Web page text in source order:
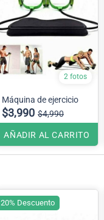
2 fotos
Máquina de ejercicio
$3,990 $4,990
AÑADIR AL CARRITO
20% Descuento